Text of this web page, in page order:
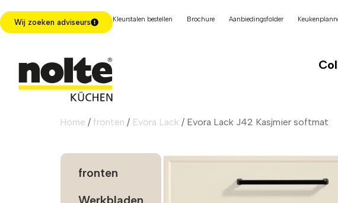
Wij zoeken adviseurs Kleurstalen bestellen Brochure Aanbiedingsfolder
Home / fronten / Evora Lack / Evora Lack J42 Kasjmier softmat
fronten
Werkbladen